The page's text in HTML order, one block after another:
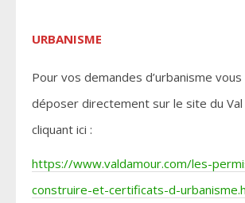
URBANISME
Pour vos demandes d’urbanisme
déposer directement sur le site du Val
cliquant ici :
https://www.valdamour.com/les-
construire-et-certificats-d-